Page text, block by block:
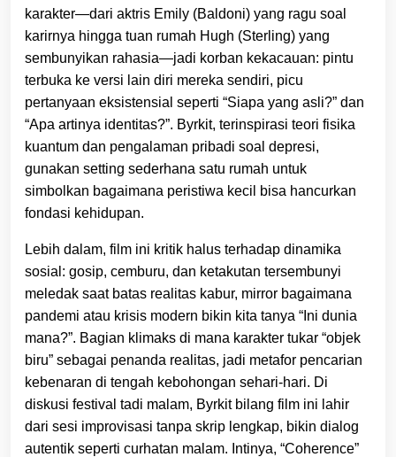
karakter—dari aktris Emily (Baldoni) yang ragu soal
karirnya hingga tuan rumah Hugh (Sterling) yang
sembunyikan rahasia—jadi korban kekacauan: pintu
terbuka ke versi lain diri mereka sendiri, picu
pertanyaan eksistensial seperti “Siapa yang asli?” dan
“Apa artinya identitas?”. Byrkit, terinspirasi teori fisika
kuantum dan pengalaman pribadi soal depresi,
gunakan setting sederhana satu rumah untuk
simbolkan bagaimana peristiwa kecil bisa hancurkan
fondasi kehidupan.
Lebih dalam, film ini kritik halus terhadap dinamika
sosial: gosip, cemburu, dan ketakutan tersembunyi
meledak saat batas realitas kabur, mirror bagaimana
pandemi atau krisis modern bikin kita tanya “Ini dunia
mana?”. Bagian klimaks di mana karakter tukar “objek
biru” sebagai penanda realitas, jadi metafor pencarian
kebenaran di tengah kebohongan sehari-hari. Di
diskusi festival tadi malam, Byrkit bilang film ini lahir
dari sesi improvisasi tanpa skrip lengkap, bikin dialog
autentik seperti curhatan malam. Intinya, “Coherence”